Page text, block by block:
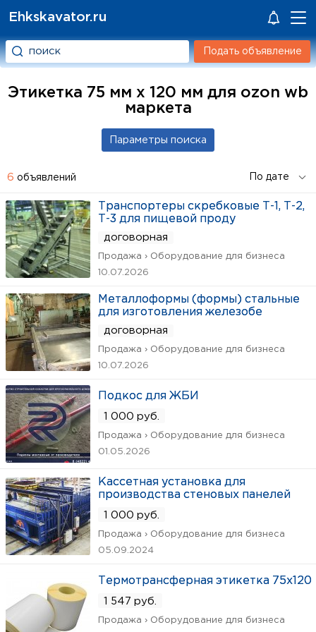
Ehkskavator.ru
Подать объявление
Этикетка 75 мм x 120 мм для ozon wb
маркета
6 объявлений
Транспортеры скребковые Т-1, Т-2,
Т-3 для пищевой проду
договорная
Продажа › Оборудование для бизнеса
10.07.2026
Металлоформы (формы) стальные
для изготовления железобе
договорная
Продажа › Оборудование для бизнеса
10.07.2026
Подкос для ЖБИ
1 000 руб.
Продажа › Оборудование для бизнеса
01.05.2026
Кассетная установка для
производства стеновых панелей
1 000 руб.
Продажа › Оборудование для бизнеса
05.09.2024
Термотрансферная этикетка 75х120
1 547 руб.
Продажа › Оборудование для бизнеса